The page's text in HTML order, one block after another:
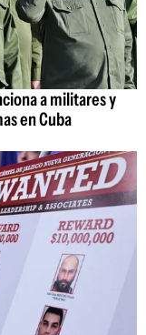
a militares y
en Cuba